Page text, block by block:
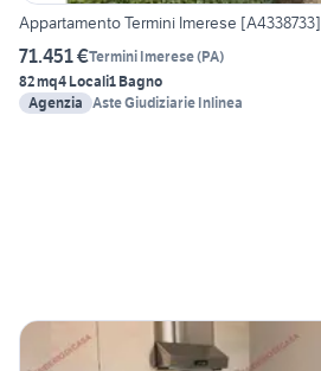
Appartamento Termini Imerese [A4338733]
71.451 €Termini Imerese(PA)
82 mq4 Locali1 Bagno
Agenzia Aste Giudiziarie Inlinea